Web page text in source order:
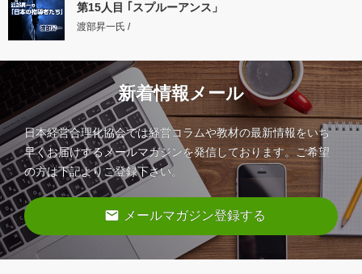
第15人目 ｢スプルーアンス」
渡部昇一氏 /
新着情報メール
日本経営合理化協会では経営コラムや教材の最新情報をいち
早くお届けするメールマガジンを発信しております。ご希望
の方は下記よりご登録下さい。
email メールマガジン登録する